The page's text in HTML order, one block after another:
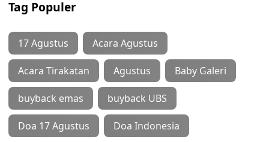
Tag Populer
17 Agustus Acara Agustus
Acara Tirakatan Agustus Baby Galeri
buyback emas buyback UBS
Doa 17 Agustus Doa Indonesia